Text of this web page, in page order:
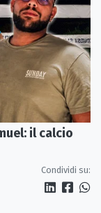
il calcio
Condividi su: